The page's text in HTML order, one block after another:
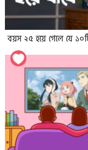
বয়স ২৫ হয়ে গেলে যে